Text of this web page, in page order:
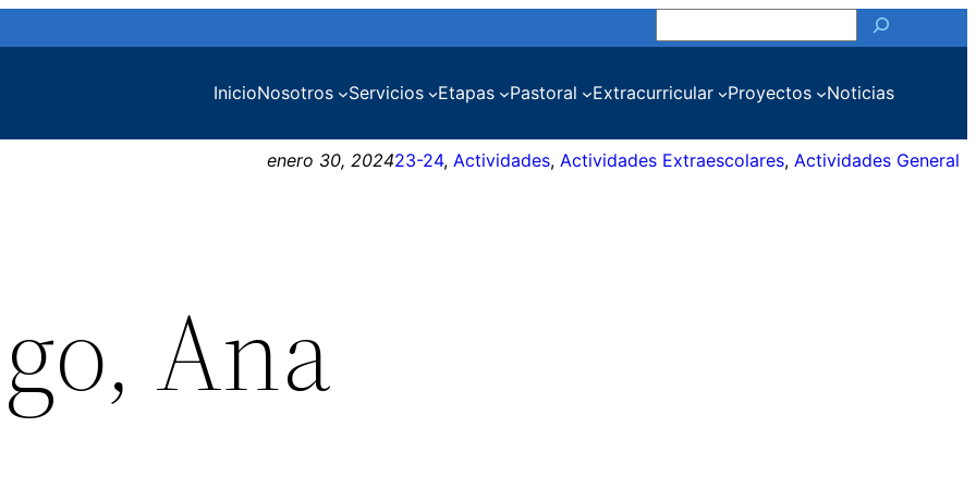
InicioNosotros Servicios Etapas Pastoral Extracurricular Proyectos Noticias
enero 30, 202423-24, Actividades, Actividades Extraescolares, Actividades General
Ana